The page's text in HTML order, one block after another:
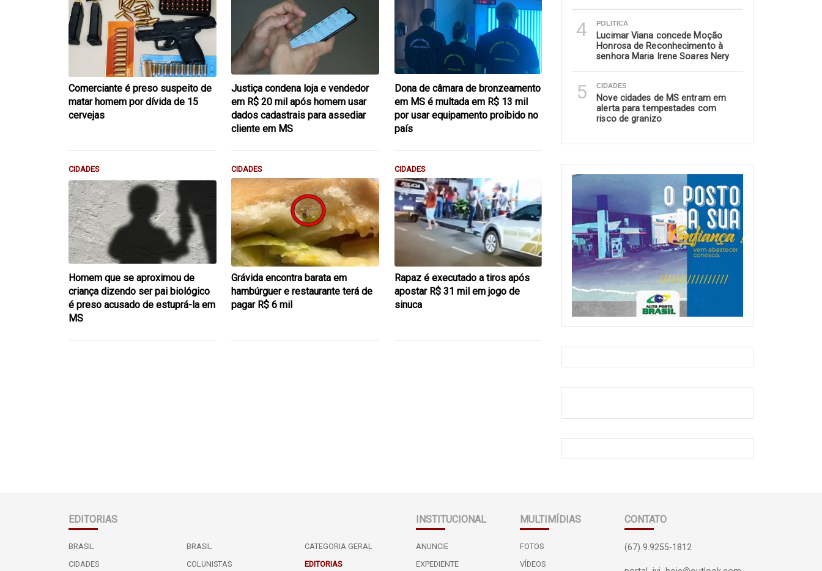
4 POLITICA
Lucimar Viana concede Moção
Honrosa de Reconhecimento à
senhora Maria Irene Soares Nery
5 CIDADES
Nove cidades de MS entram em
alerta para tempestades com
risco de granizo
Comerciante é preso suspeito de
matar homem por dívida de 15
cervejas
Justiça condena loja e vendedor
em R$ 20 mil após homem usar
dados cadastrais para assediar
cliente em MS
Dona de câmara de bronzeamento
em MS é multada em R$ 13 mil
por usar equipamento proibido no
país
CIDADES
Homem que se aproximou de
criança dizendo ser pai biológico
é preso acusado de estuprá-la em
MS
CIDADES
Grávida encontra barata em
hambúrguer e restaurante terá de
pagar R$ 6 mil
CIDADES
Rapaz é executado a tiros após
apostar R$ 31 mil em jogo de
sinuca
EDITORIAS
BRASIL BRASIL
CATEGORIA GERAL
CIDADES
COLUNISTAS EDITORIAS
INSTITUCIONAL
ANUNCIE
EXPEDIENTE
MULTIMÍDIAS
FOTOS
VÍDEOS
CONTATO
(67) 9.9255-1812